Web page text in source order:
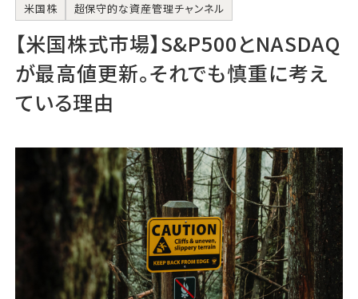
エキスパート一覧
無料講座
コラム
利用者の声
運営会社
ファミリーオフィスとは
関連書籍
メールマガジン登録
米国株 超保守的な資産管理チャンネル
【米国株式市場】S&P500とNASDAQ
が最高値更新。それでも慎重に考え
ている理由